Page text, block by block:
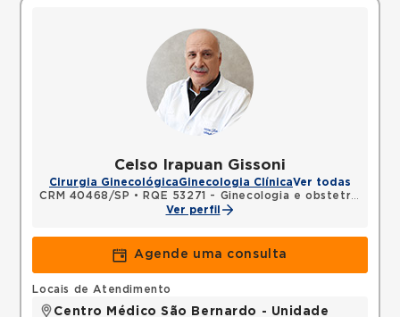
Celso Irapuan Gissoni
Cirurgia GinecológicaGinecologia ClínicaVer todas
CRM 40468/SP •
RQE 53271 - Ginecologia e obstetrícia
Ver perfil
Agende uma consulta
Locais de Atendimento
Centro Médico São Bernardo - Unidade